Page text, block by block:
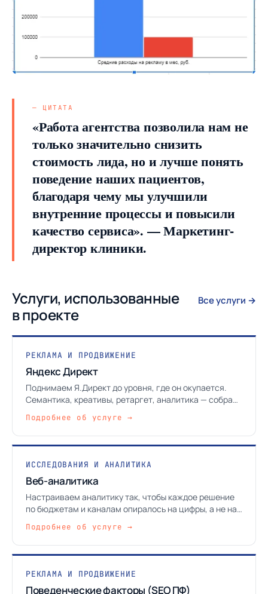
«Работа агентства позволила нам не
только значительно снизить
стоимость лида, но и лучше понять
поведение наших пациентов,
благодаря чему мы улучшили
внутренние процессы и повысили
качество сервиса». — Маркетинг-
директор клиники.
Услуги, использованные
в проекте
Все услуги →
РЕКЛАМА И ПРОДВИЖЕНИЕ
Яндекс Директ
Поднимаем Я.Директ до уровня, где он окупается.
Семантика, креативы, ретаргет, аналитика — собрано
Подробнее об услуге →
ИССЛЕДОВАНИЯ И АНАЛИТИКА
Веб-аналитика
Настраиваем аналитику так, чтобы каждое решение
по бюджетам и каналам опиралось на цифры, а не на
Подробнее об услуге →
РЕКЛАМА И ПРОДВИЖЕНИЕ
Поведенческие факторы (SEO ПФ)